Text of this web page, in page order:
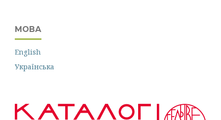
МОВА
English
Українська